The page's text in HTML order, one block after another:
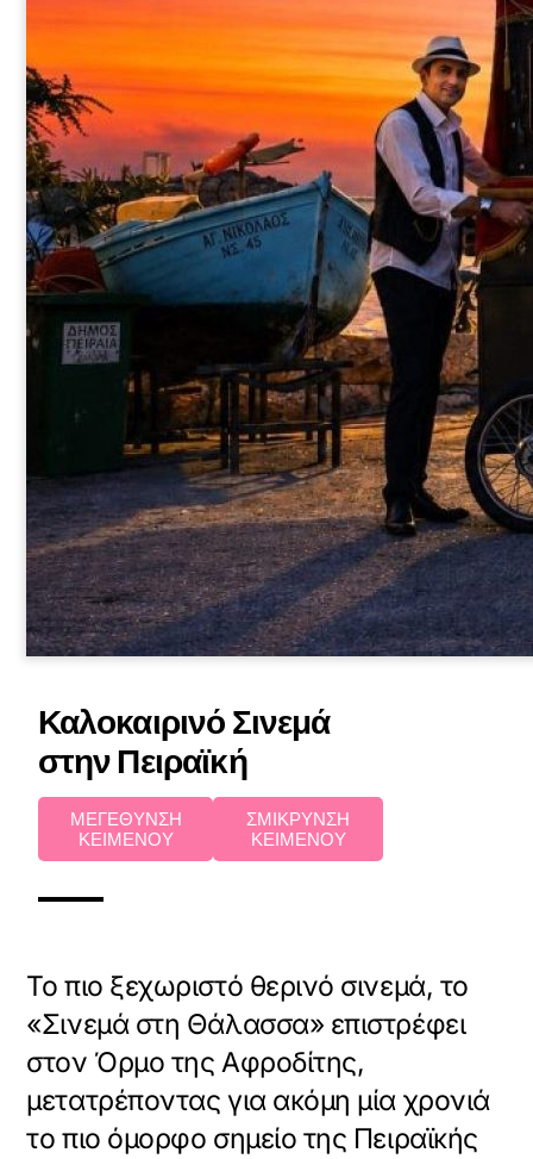
Καλοκαιρινό Σινεμά
στην Πειραϊκή
ΜΕΓΕΘΥΝΣΗ
ΚΕΙΜΕΝΟΥ
ΣΜΙΚΡΥΝΣΗ
ΚΕΙΜΕΝΟΥ
Το πιο ξεχωριστό θερινό σινεμά, το
«Σινεμά στη Θάλασσα» επιστρέφει
στον Όρμο της Αφροδίτης,
μετατρέποντας για ακόμη μία χρονιά
το πιο όμορφο σημείο της Πειραϊκής